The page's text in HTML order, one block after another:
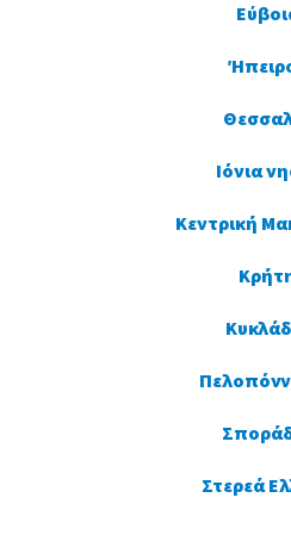
Ιόνια
Κεντρική
Στερεά